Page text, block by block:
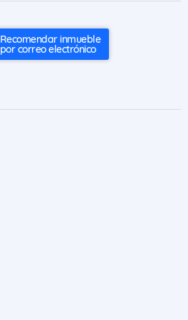
Recomendar inmueble
por correo electrónico